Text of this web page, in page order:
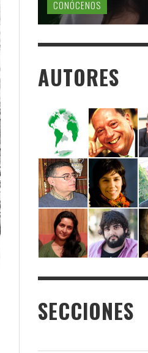
CONÓCENOS
AUTORES
SECCIONES